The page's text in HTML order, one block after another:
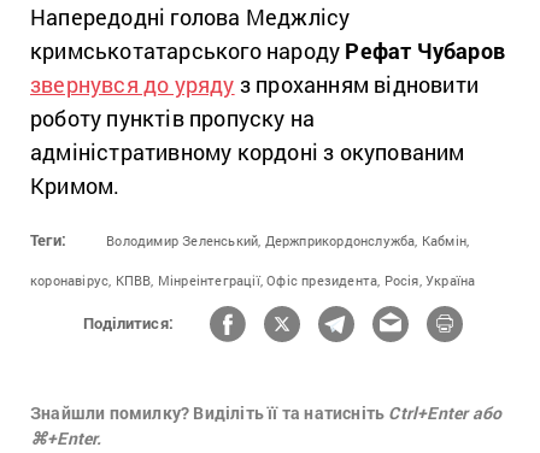
Напередодні голова Меджлісу
кримськотатарського народу Рефат Чубаров
звернувся до уряду з проханням відновити
роботу пунктів пропуску на
адміністративному кордоні з окупованим
Кримом.
Теги: Володимир Зеленський, Держприкордонслужба, Кабмін,
коронавірус, КПВВ, Мінреінтеграції, Офіс президента, Росія, Україна
Поділитися:
Знайшли помилку? Виділіть її та натисніть Ctrl+Enter або
⌘+Enter.